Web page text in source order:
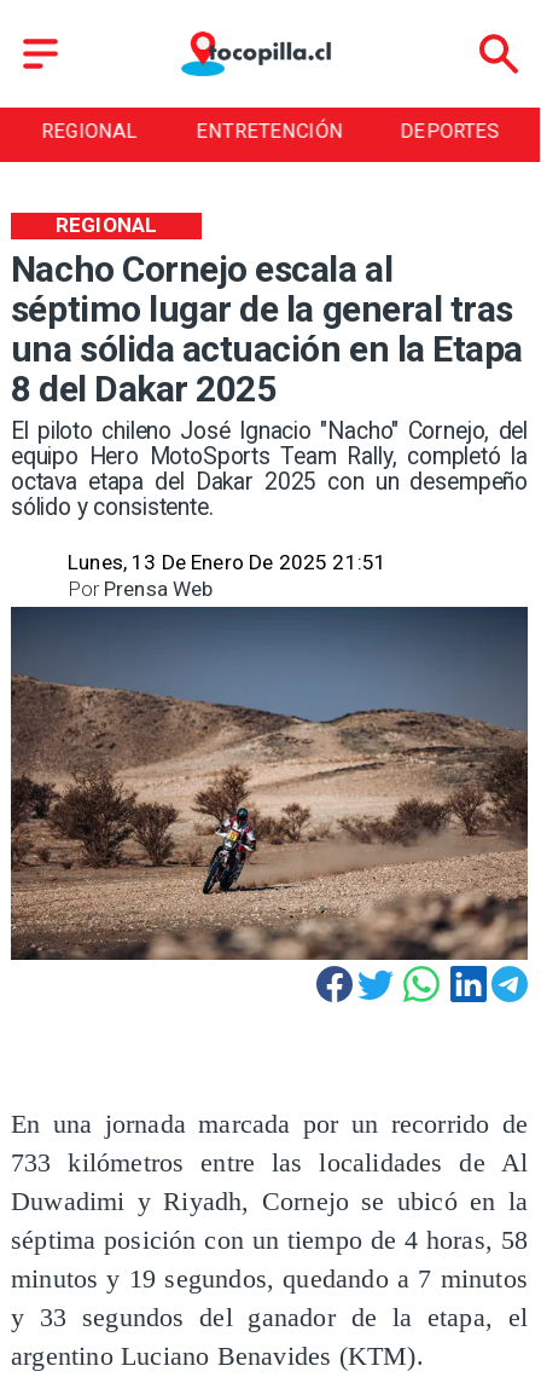
REGIONAL ENTRETENCIÓN DEPORTES
Nacho Cornejo escala al
séptimo lugar de la general tras
una sólida actuación en la Etapa
8 del Dakar 2025
El piloto chileno José Ignacio "Nacho" Cornejo, del
equipo Hero MotoSports Team Rally, completó la
octava etapa del Dakar 2025 con un desempeño
sólido y consistente. ​
REGIONAL
Lunes, 13 De Enero De 2025 21:51
Prensa Web
Por
En una jornada marcada por un recorrido de
733 kilómetros entre las localidades de Al
Duwadimi y Riyadh, Cornejo se ubicó en la
séptima posición con un tiempo de 4 horas, 58
minutos y 19 segundos, quedando a 7 minutos
y 33 segundos del ganador de la etapa, el
argentino Luciano Benavides (KTM).